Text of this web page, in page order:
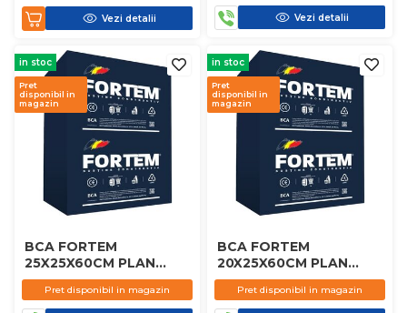
Vezi detalii Vezi detalii
in stoc
Pret
disponibil in
magazin
BCA FORTEM
25X25X60CM PLAN
D450
Pret disponibil in magazin
in stoc
Pret
disponibil in
magazin
BCA FORTEM
20X25X60CM PLAN
D450
Pret disponibil in magazin